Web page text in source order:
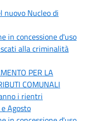
nuovo Nucleo di
in concessione d'uso
alla criminalità
PER LA
COMUNALI
i rientri
Agosto